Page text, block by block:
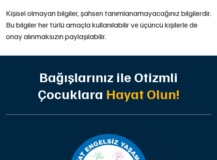
Kişisel olmayan bilgiler, şahsen tanımlanamayacağınız bilgilerdir.
Bu bilgiler her türlü amaçla kullanılabilir ve üçüncü kişilerle de
onay alınmaksızın paylaşılabilir.
Bağışlarınız ile Otizmli
Çocuklara Hayat Olun!